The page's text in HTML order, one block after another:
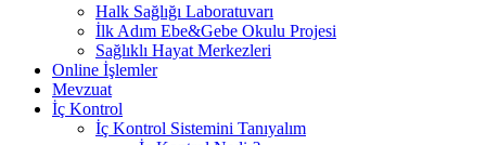
Halk Sağlığı Laboratuvarı
İlk Adım Ebe&Gebe Okulu Projesi
Sağlıklı Hayat Merkezleri
Online İşlemler
Mevzuat
İç Kontrol
İç Kontrol Sistemini Tanıyalım